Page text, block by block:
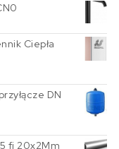
Ciepła
DN
fi 20x2Mm